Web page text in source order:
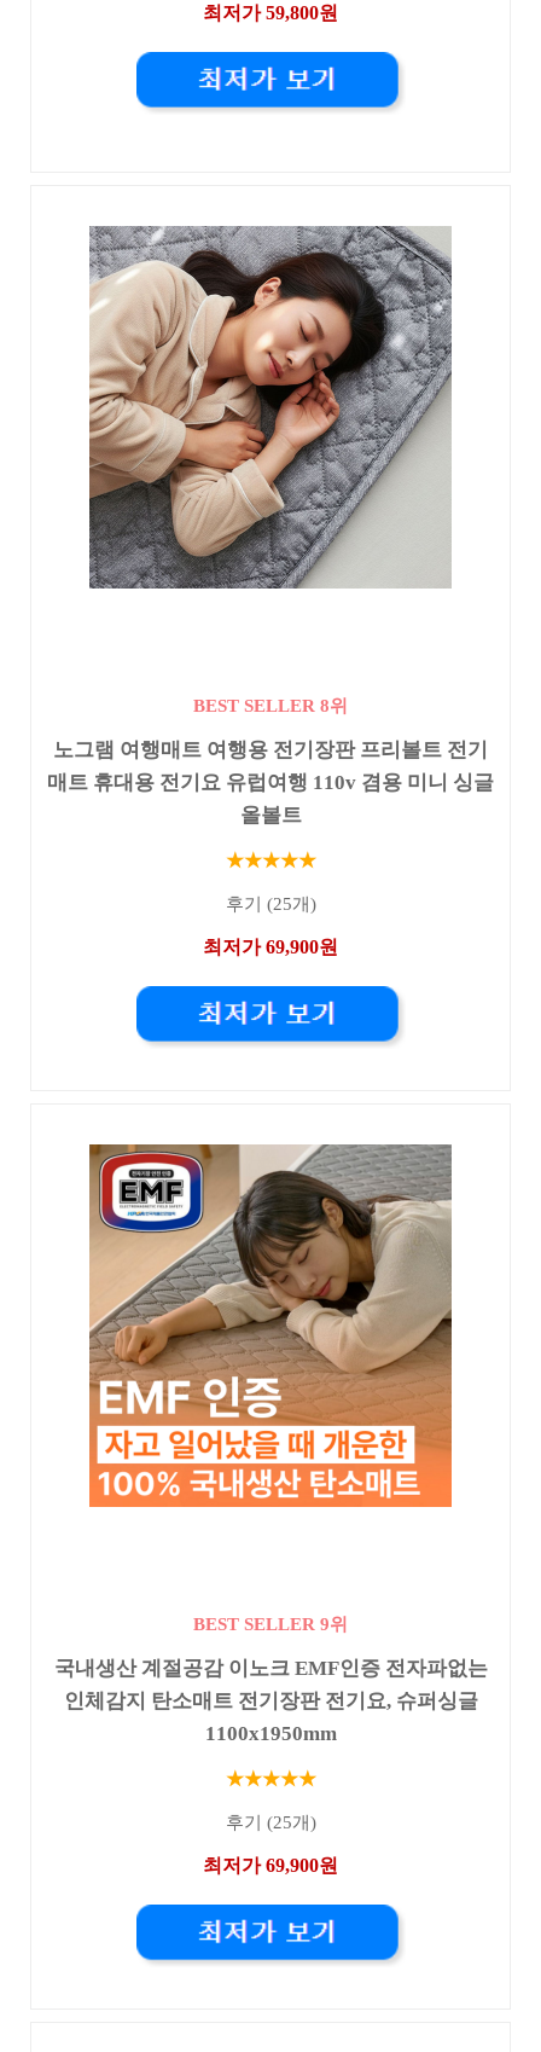
최저가 59,800원
BEST SELLER 8위
노그램 여행매트 여행용 전기장판 프리볼트 전기
매트 휴대용 전기요 유럽여행 110v 겸용 미니 싱글
올볼트
★★★★★
후기 (25개)
최저가 69,900원
BEST SELLER 9위
국내생산 계절공감 이노크 EMF인증 전자파없는
인체감지 탄소매트 전기장판 전기요, 슈퍼싱글
1100x1950mm
★★★★★
후기 (25개)
최저가 69,900원